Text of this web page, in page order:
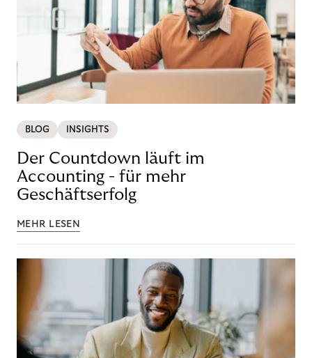
BLOG INSIGHTS
Der Countdown läuft im
Accounting - für mehr
Geschäftserfolg
MEHR LESEN